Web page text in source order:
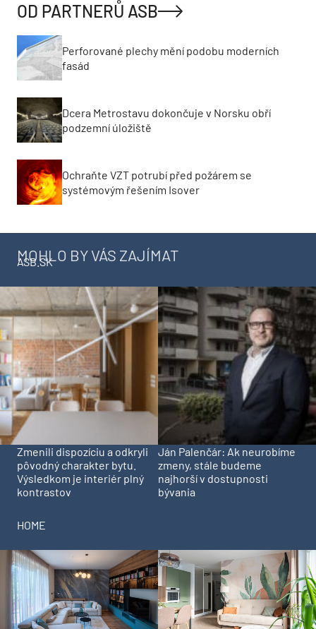
OD PARTNERŮ ASB
Perforované plechy mění podobu moderních
fasád
Dcera Metrostavu dokončuje v Norsku obří
podzemní úložiště
Ochraňte VZT potrubí před požárem se
systémovým řešením Isover
MOHLO BY VÁS ZAJÍMAT
ASB.SK
Zmenili dispozíciu a odkryli
pôvodný charakter bytu.
Výsledkom je interiér plný
kontrastov
Ján Palenčár: Ak neurobíme
zmeny, stále budeme
najhorší v dostupnosti
bývania
HOME